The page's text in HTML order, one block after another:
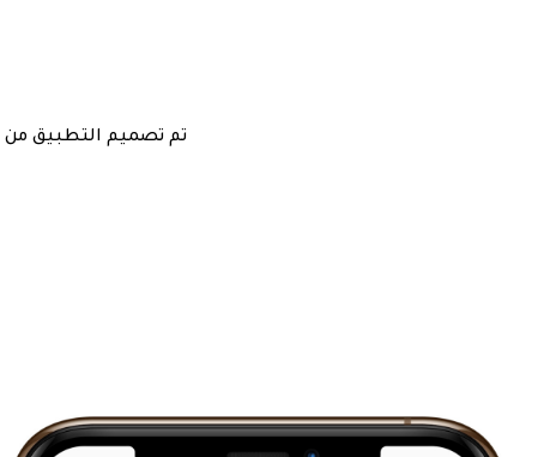
تم تصميم التطبيق من